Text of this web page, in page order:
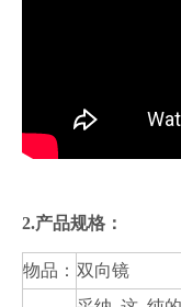
2.产品规格：
物品： 双向镜